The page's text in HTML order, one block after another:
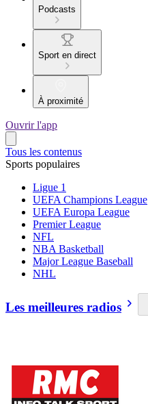
Podcasts
Sport en direct
À proximité
Ouvrir l'app
Tous les contenus
Sports populaires
Ligue 1
UEFA Champions League
UEFA Europa League
Premier League
NFL
NBA Basketball
Major League Baseball
NHL
Les meilleures radios